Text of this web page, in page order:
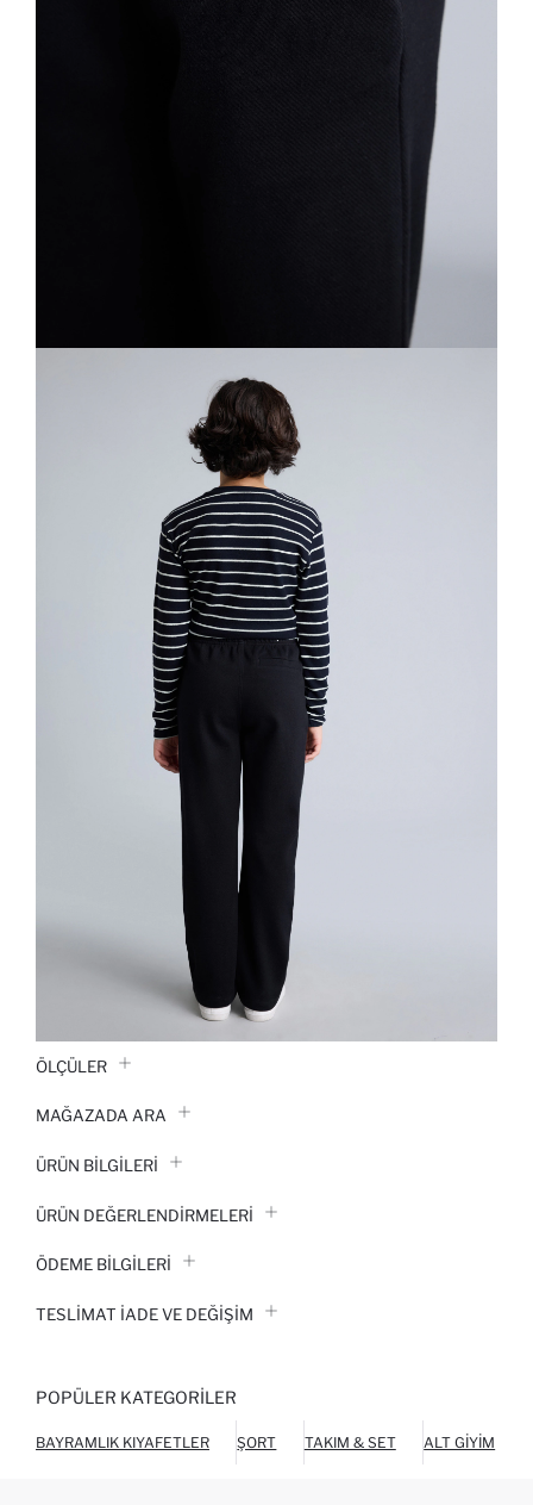
ÖLÇÜLER
MAĞAZADA ARA
ÜRÜN BILGILERI
ÜRÜN DEĞERLENDİRMELERİ
ÖDEME BİLGİLERİ
TESLIMAT İADE VE DEĞIŞIM
POPÜLER KATEGORILER
BAYRAMLIK KIYAFETLER ŞORT TAKIM & SET ALT GIYIM